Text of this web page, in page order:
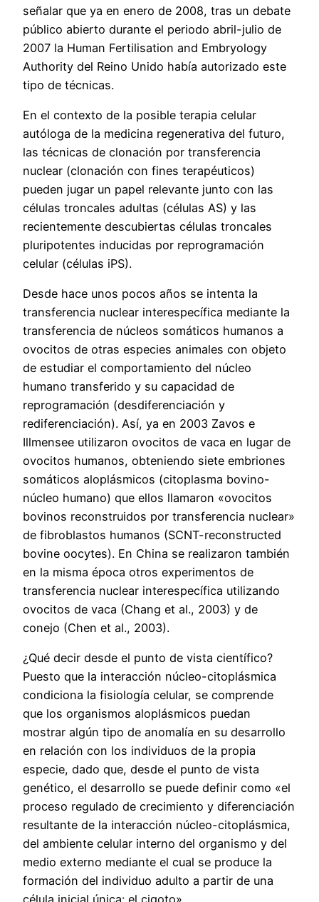
señalar que ya en enero de 2008, tras un debate
público abierto durante el periodo abril-julio de
2007 la Human Fertilisation and Embryology
Authority del Reino Unido había autorizado este
tipo de técnicas.
En el contexto de la posible terapia celular
autóloga de la medicina regenerativa del futuro,
las técnicas de clonación por transferencia
nuclear (clonación con fines terapéuticos)
pueden jugar un papel relevante junto con las
células troncales adultas (células AS) y las
recientemente descubiertas células troncales
pluripotentes inducidas por reprogramación
celular (células iPS).
Desde hace unos pocos años se intenta la
transferencia nuclear interespecífica mediante la
transferencia de núcleos somáticos humanos a
ovocitos de otras especies animales con objeto
de estudiar el comportamiento del núcleo
humano transferido y su capacidad de
reprogramación (desdiferenciación y
rediferenciación). Así, ya en 2003 Zavos e
Illmensee utilizaron ovocitos de vaca en lugar de
ovocitos humanos, obteniendo siete embriones
somáticos aloplásmicos (citoplasma bovino-
núcleo humano) que ellos llamaron «ovocitos
bovinos reconstruidos por transferencia nuclear»
de fibroblastos humanos (SCNT-reconstructed
bovine oocytes). En China se realizaron también
en la misma época otros experimentos de
transferencia nuclear interespecífica utilizando
ovocitos de vaca (Chang et al., 2003) y de
conejo (Chen et al., 2003).
¿Qué decir desde el punto de vista científico?
Puesto que la interacción núcleo-citoplásmica
condiciona la fisiología celular, se comprende
que los organismos aloplásmicos puedan
mostrar algún tipo de anomalía en su desarrollo
en relación con los individuos de la propia
especie, dado que, desde el punto de vista
genético, el desarrollo se puede definir como «el
proceso regulado de crecimiento y diferenciación
resultante de la interacción núcleo-citoplásmica,
del ambiente celular interno del organismo y del
medio externo mediante el cual se produce la
formación del individuo adulto a partir de una